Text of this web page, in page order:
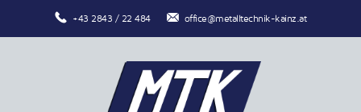
+43 2843 / 22 484 office@metalltechnik-kainz.at